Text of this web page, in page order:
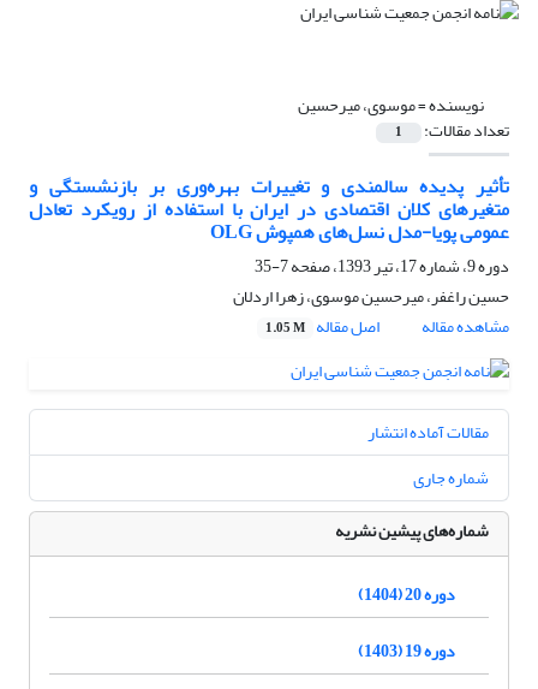
نویسنده =موسوی، میرحسین
تعداد مقالات: 1
تأثیر پدیده سالمندی و تغییرات بهره‌وری بر بازنشستگی و
متغیر‌های کلان اقتصادی در ایران با استفاده از رویکرد تعادل
عمومی پویا-مدل نسل‌های همپوش OLG
دوره 9، شماره 17، تیر 1393، صفحه
7-35
حسین راغفر، میرحسین موسوی، زهرا اردلان
مشاهده مقاله
اصل مقاله 1.05 M
مقالات آماده انتشار
شماره جاری
شماره‌های پیشین نشریه
دوره 20 (1404)
دوره 19 (1403)